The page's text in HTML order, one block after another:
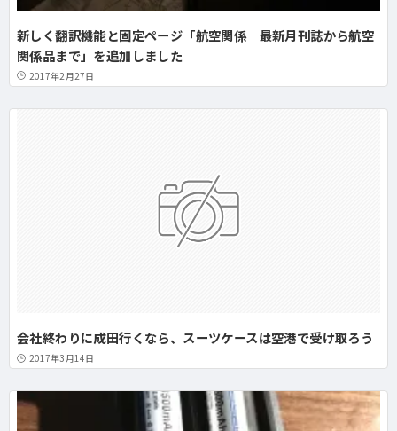
新しく翻訳機能と固定ページ「航空関係 最新月刊誌から航空
関係品まで」を追加しました
2017年2月27日
会社終わりに成田行くなら、スーツケースは空港で受け取ろう
2017年3月14日